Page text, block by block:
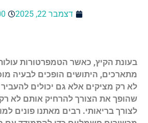
דצמבר 22, 2025
בעונת הקיץ, כאשר הטמפרטורות
מתארכים, היתושים הופכים לבעיה
לא רק מציקים אלא גם יכולים
שהופך את הצורך להרחיק אותם לא
לצורך בריאותי. רבים מאתנו פונים